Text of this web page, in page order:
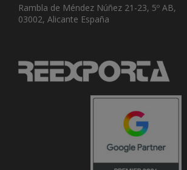
Rambla de Méndez Núñez 21-23, 5º AB,
03002, Alicante España